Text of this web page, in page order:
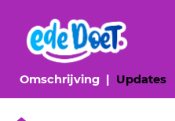
Omschrijving(huidige
Updates